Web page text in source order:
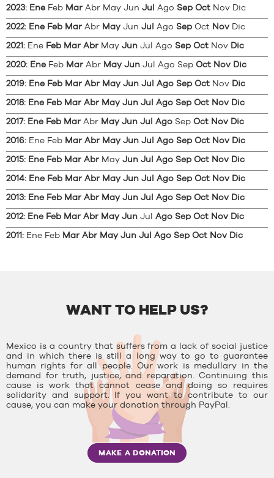
2023: Ene Feb Mar Abr May Jun Jul Ago Sep Oct Nov Dic
2022: Ene Feb Mar Abr May Jun Jul Ago Sep Oct Nov Dic
2021: Ene Feb Mar Abr May Jun Jul Ago Sep Oct Nov Dic
2020: Ene Feb Mar Abr May Jun Jul Ago Sep Oct Nov Dic
2019: Ene Feb Mar Abr May Jun Jul Ago Sep Oct Nov Dic
2018: Ene Feb Mar Abr May Jun Jul Ago Sep Oct Nov Dic
2017: Ene Feb Mar Abr May Jun Jul Ago Sep Oct Nov Dic
2016: Ene Feb Mar Abr May Jun Jul Ago Sep Oct Nov Dic
2015: Ene Feb Mar Abr May Jun Jul Ago Sep Oct Nov Dic
2014: Ene Feb Mar Abr May Jun Jul Ago Sep Oct Nov Dic
2013: Ene Feb Mar Abr May Jun Jul Ago Sep Oct Nov Dic
2012: Ene Feb Mar Abr May Jun Jul Ago Sep Oct Nov Dic
2011: Ene Feb Mar Abr May Jun Jul Ago Sep Oct Nov Dic
WANT TO HELP US?
Mexico is a country that suffers from a lack of social justice
and in which there is still a long way to go to guarantee
human rights for all people. Our work is medullary in the
demand for truth, justice, and reparation. Continuing this
cause is work that cannot cease and doing so requires
solidarity and support. If you want to contribute to our
cause, you can make your donation through PayPal.
MAKE A DONATION